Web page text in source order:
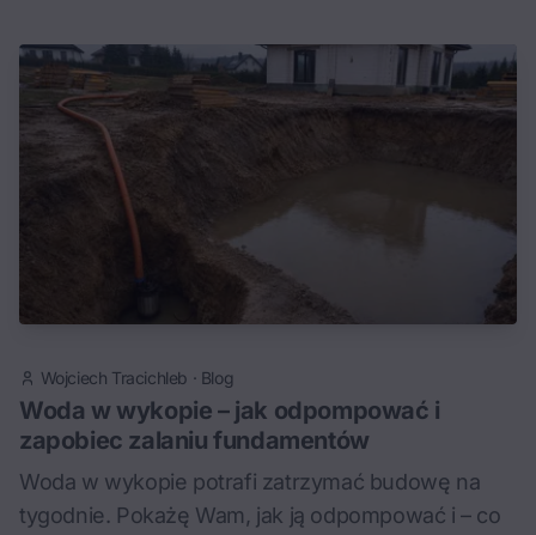
Wojciech Tracichleb · Blog
Woda w wykopie – jak odpompować i
zapobiec zalaniu fundamentów
Woda w wykopie potrafi zatrzymać budowę na
tygodnie. Pokażę Wam, jak ją odpompować i – co